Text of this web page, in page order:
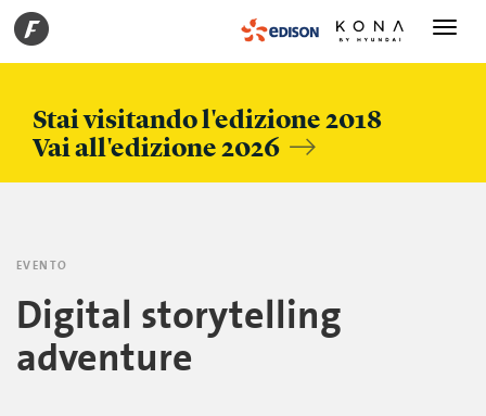
Stai visitando l'edizione 2018
Vai all'edizione 2026
Toggle
EVENTO
Digital storytelling
adventure